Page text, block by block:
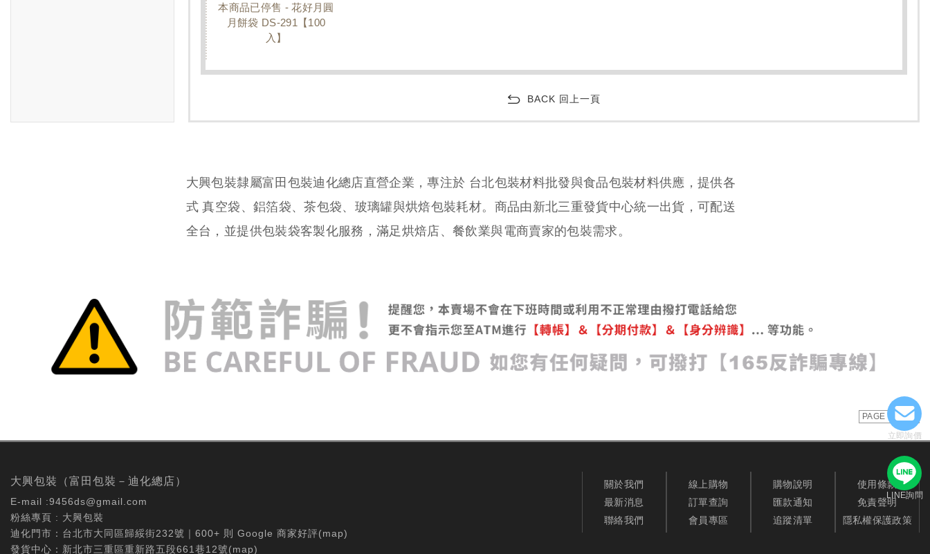
立即詢價
LINE詢問
本商品已停售 - 花好月圓
月餅袋 DS-291【100
入】
BACK 回上一頁
大興包裝隸屬富田包裝迪化總店直營企業，專注於 台北包裝材料批發與食品包裝材料供應，提供各
式 真空袋、鋁箔袋、茶包袋、玻璃罐與烘焙包裝耗材。商品由新北三重發貨中心統一出貨，可配送
全台，並提供包裝袋客製化服務，滿足烘焙店、餐飲業與電商賣家的包裝需求。
PAGE TOP
大興包裝（富田包裝－迪化總店）
E-mail :9456ds@gmail.com
粉絲專頁 : 大興包裝
迪化門市：台北市大同區歸綏街232號｜600+ 則 Google 商家好評(map)
發貨中心：新北市三重區重新路五段661巷12號(map)
關於我們
最新消息
聯絡我們
線上購物
訂單查詢
會員專區
購物說明
匯款通知
追蹤清單
使用條款
免責聲明
隱私權保護政策